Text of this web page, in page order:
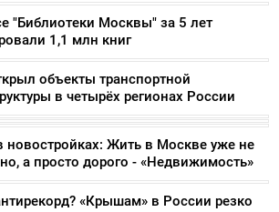
"Библиотеки Москвы" за 5 лет
1,1 млн книг
объекты транспортной
в четырёх регионах России
новостройках: Жить в Москве уже не
а просто дорого - «Недвижимость»
«Крышам» в России резко